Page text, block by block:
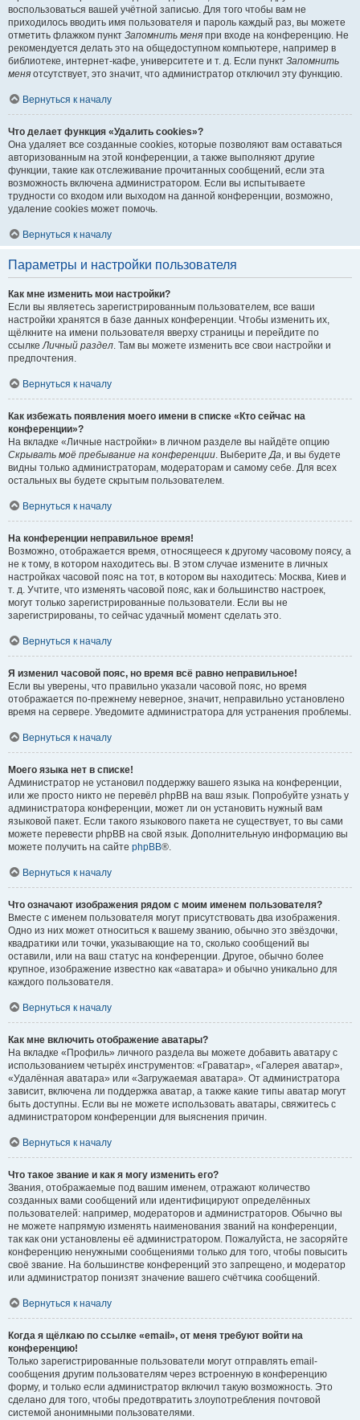
воспользоваться вашей учётной записью. Для того чтобы вам не
приходилось вводить имя пользователя и пароль каждый раз, вы можете
отметить флажком пункт Запомнить меня при входе на конференцию. Не
рекомендуется делать это на общедоступном компьютере, например в
библиотеке, интернет-кафе, университете и т. д. Если пункт Запомнить
меня отсутствует, это значит, что администратор отключил эту функцию.
Вернуться к началу
Что делает функция «Удалить cookies»?
Она удаляет все созданные cookies, которые позволяют вам оставаться
авторизованным на этой конференции, а также выполняют другие
функции, такие как отслеживание прочитанных сообщений, если эта
возможность включена администратором. Если вы испытываете
трудности со входом или выходом на данной конференции, возможно,
удаление cookies может помочь.
Вернуться к началу
Параметры и настройки пользователя
Как мне изменить мои настройки?
Если вы являетесь зарегистрированным пользователем, все ваши
настройки хранятся в базе данных конференции. Чтобы изменить их,
щёлкните на имени пользователя вверху страницы и перейдите по
ссылкеЛичный раздел. Там вы можете изменить все свои настройки и
предпочтения.
Вернуться к началу
Как избежать появления моего имени в списке «Кто сейчас на
конференции»?
На вкладке «Личные настройки» в личном разделе вы найдёте опцию
Скрывать моё пребывание на конференции. ВыберитеДа, и вы будете
видны только администраторам, модераторам и самому себе. Для всех
остальных вы будете скрытым пользователем.
Вернуться к началу
На конференции неправильное время!
Возможно, отображается время, относящееся к другому часовому поясу, а
не к тому, в котором находитесь вы. В этом случае измените в личных
настройках часовой пояс на тот, в котором вы находитесь: Москва, Киев и
т. д. Учтите, что изменять часовой пояс, как и большинство настроек,
могут только зарегистрированные пользователи. Если вы не
зарегистрированы, то сейчас удачный момент сделать это.
Вернуться к началу
Я изменил часовой пояс, но время всё равно неправильное!
Если вы уверены, что правильно указали часовой пояс, но время
отображается по-прежнему неверное, значит, неправильно установлено
время на сервере. Уведомите администратора для устранения проблемы.
Вернуться к началу
Моего языка нет в списке!
Администратор не установил поддержку вашего языка на конференции,
или же просто никто не перевёл phpBB на ваш язык. Попробуйте узнать у
администратора конференции, может ли он установить нужный вам
языковой пакет. Если такого языкового пакета не существует, то вы сами
можете перевести phpBB на свой язык. Дополнительную информацию вы
можете получить на сайте phpBB®.
Вернуться к началу
Что означают изображения рядом с моим именем пользователя?
Вместе с именем пользователя могут присутствовать два изображения.
Одно из них может относиться к вашему званию, обычно это звёздочки,
квадратики или точки, указывающие на то, сколько сообщений вы
оставили, или на ваш статус на конференции. Другое, обычно более
крупное, изображение известно как «аватара» и обычно уникально для
каждого пользователя.
Вернуться к началу
Как мне включить отображение аватары?
На вкладке «Профиль» личного раздела вы можете добавить аватару с
использованием четырёх инструментов: «Граватар», «Галерея аватар»,
«Удалённая аватара» или «Загружаемая аватара». От администратора
зависит, включена ли поддержка аватар, а также какие типы аватар могут
быть доступны. Если вы не можете использовать аватары, свяжитесь с
администратором конференции для выяснения причин.
Вернуться к началу
Что такое звание и как я могу изменить его?
Звания, отображаемые под вашим именем, отражают количество
созданных вами сообщений или идентифицируют определённых
пользователей: например, модераторов и администраторов. Обычно вы
не можете напрямую изменять наименования званий на конференции,
так как они установлены её администратором. Пожалуйста, не засоряйте
конференцию ненужными сообщениями только для того, чтобы повысить
своё звание. На большинстве конференций это запрещено, и модератор
или администратор понизят значение вашего счётчика сообщений.
Вернуться к началу
Когда я щёлкаю по ссылке «email», от меня требуют войти на
конференцию!
Только зарегистрированные пользователи могут отправлять email-
сообщения другим пользователям через встроенную в конференцию
форму, и только если администратор включил такую возможность. Это
сделано для того, чтобы предотвратить злоупотребления почтовой
системой анонимными пользователями.